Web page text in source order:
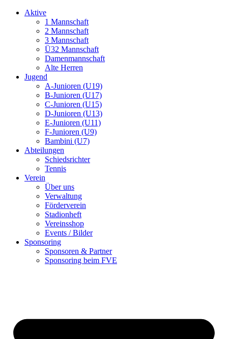
Aktive
1 Mannschaft
2 Mannschaft
3 Mannschaft
Ü32 Mannschaft
Damenmannschaft
Alte Herren
Jugend
A-Junioren (U19)
B-Junioren (U17)
C-Junioren (U15)
D-Junioren (U13)
E-Junioren (U11)
F-Junioren (U9)
Bambini (U7)
Abteilungen
Schiedsrichter
Tennis
Verein
Über uns
Verwaltung
Förderverein
Stadionheft
Vereinsshop
Events / Bilder
Sponsoring
Sponsoren & Partner
Sponsoring beim FVE